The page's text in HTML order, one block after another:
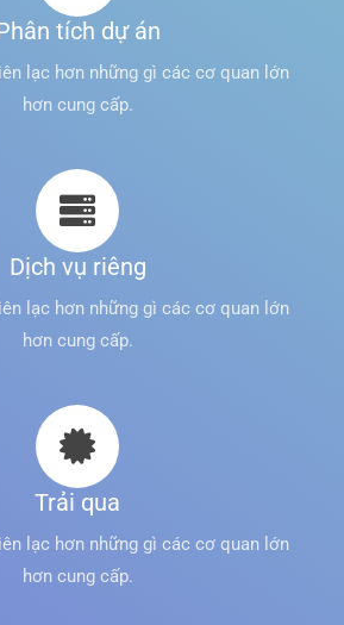
tích dự án
lạc hơn những gì các cơ quan lớn
hơn cung cấp.
Dịch vụ riêng
lạc hơn những gì các cơ quan lớn
hơn cung cấp.
Trải qua
lạc hơn những gì các cơ quan lớn
hơn cung cấp.